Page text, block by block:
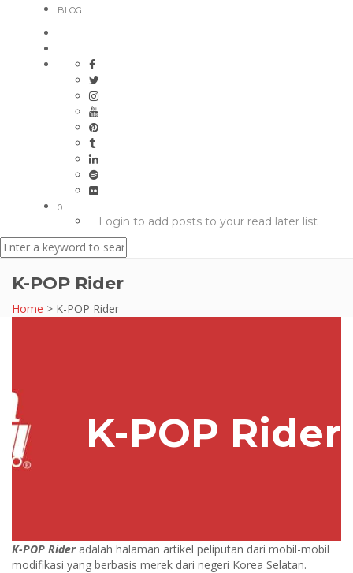
BLOG
0
Login to add posts to your read later list
K-POP Rider
Home > K-POP Rider
K-POP Rider
K-POP Rideradalah halaman artikel peliputan dari mobil-mobil
modifikasi yang berbasis merek dari negeri Korea Selatan.